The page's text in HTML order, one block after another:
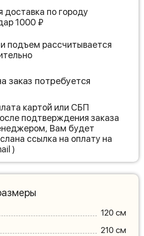
доставка по городу
1000 ₽
подъем рассчитывается
заказ потребуется
картой или СБП
подтверждения заказа
Вам будет
ссылка на оплату на
)
120 см
210 см